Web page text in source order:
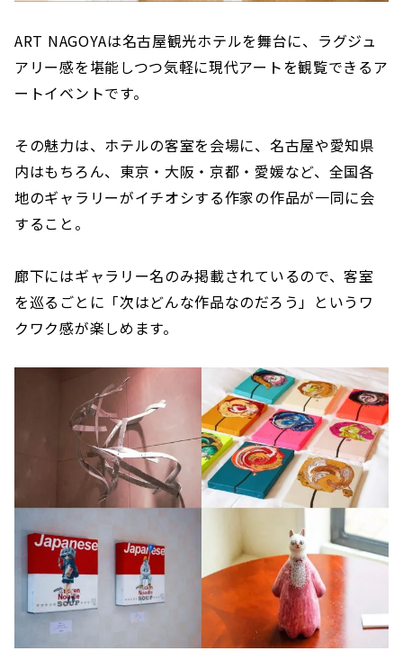
ART NAGOYAは名古屋観光ホテルを舞台に、ラグジュ
アリー感を堪能しつつ気軽に現代アートを観覧できるア
ートイベントです。
その魅力は、ホテルの客室を会場に、名古屋や愛知県
内はもちろん、東京・大阪・京都・愛媛など、全国各
地のギャラリーがイチオシする作家の作品が一同に会
すること。
廊下にはギャラリー名のみ掲載されているので、客室
を巡るごとに「次はどんな作品なのだろう」というワ
クワク感が楽しめます。